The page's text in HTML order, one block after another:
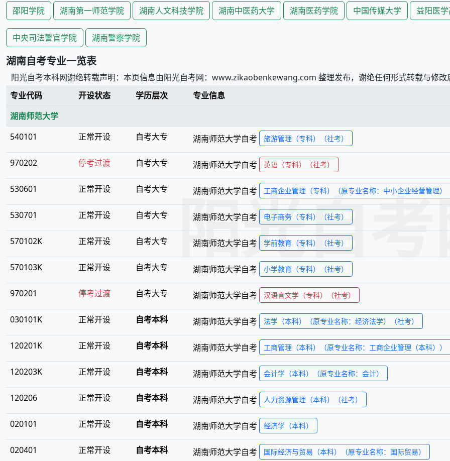
邵阳学院 湖南第一师范学院 湖南人文科技学院 湖南中医药大学 湖南医药学院 中国传媒大学 益阳医
中央司法警官学院 湖南警察学院
湖南自考专业一览表
阳光自
阳光自考本科网谢绝转载声明：本页信息由阳光自考网：www.zikaobenkewang.com 整理发布，谢绝任何形式转载与修改
专业代码
开设状态 学历层次
专业信息
湖南师范大学
540101
正常开设 自考大专 湖南师范大学自考 旅游管理（专科）（社考）
970202 停考过渡 自考大专 湖南师范大学自考 英语（专科）（社考）
530601 正常开设 自考大专 湖南师范大学自考 工商企业管理（专科）（原专业名称：中小企业经营管理）
530701 正常开设 自考大专 湖南师范大学自考 电子商务（专科）（社考）
570102K 正常开设 自考大专 湖南师范大学自考 学前教育（专科）（社考）
570103K 正常开设 自考大专 湖南师范大学自考 小学教育（专科）（社考）
970201 停考过渡 自考大专 湖南师范大学自考 汉语言文学（专科）（社考）
030101K 正常开设 自考本科 湖南师范大学自考 法学（本科）（原专业名称：经济法学）（社考）
120201K 正常开设 自考本科 湖南师范大学自考 工商管理（本科）（原专业名称：工商企业管理（本科））
120203K 正常开设 自考本科 湖南师范大学自考 会计学（本科）（原专业名称：会计）
120206 正常开设 自考本科 湖南师范大学自考 人力资源管理（本科）（社考）
020101 正常开设 自考本科 湖南师范大学自考 经济学（本科）
020401 正常开设 自考本科 湖南师范大学自考 国际经济与贸易（本科）（原专业名称：国际贸易）